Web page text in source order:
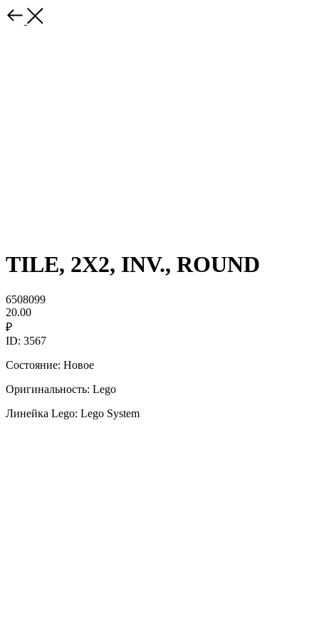
TILE, 2X2, INV., ROUND
6508099
20.00
₽
ID: 3567
Состояние: Новое
Оригинальность: Lego
Линейка Lego: Lego System